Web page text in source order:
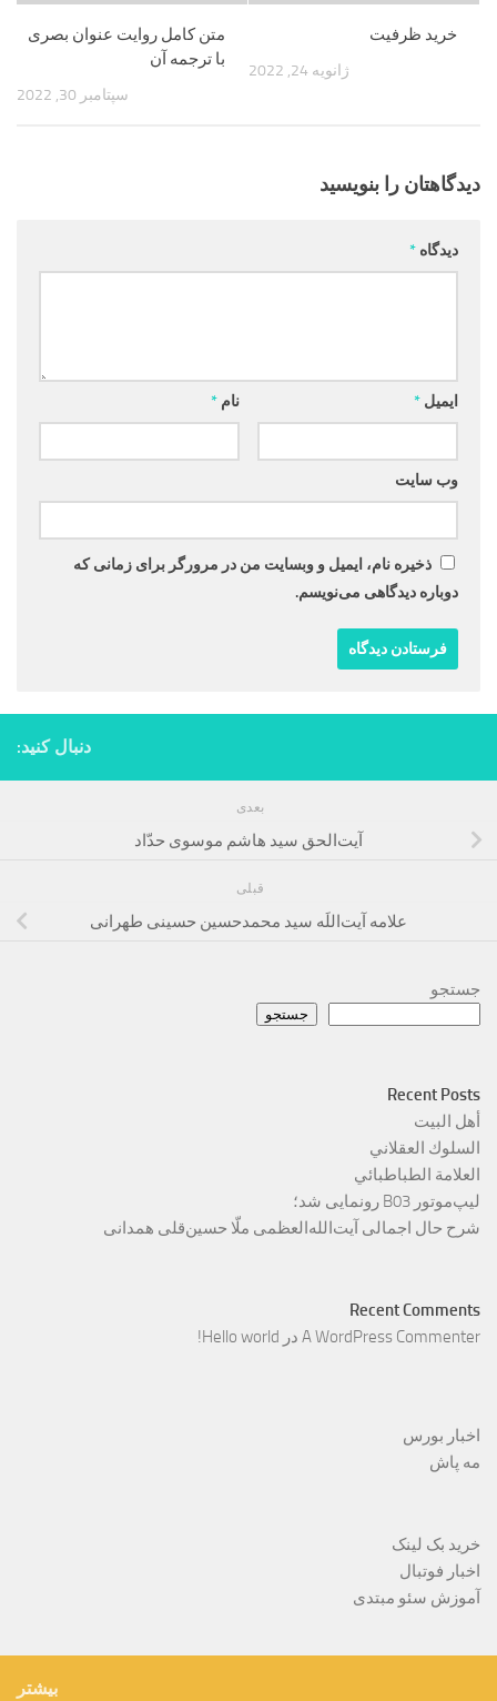
متن کامل روایت عنوان بصری
با ترجمه آن
سپتامبر 30, 2022
خرید ظرفیت
ژانویه 24, 2022
دیدگاهتان را بنویسید
دیدگاه *
نام * ایمیل *
وب‌ سایت
ذخیره نام، ایمیل و وبسایت من در مرورگر برای زمانی که
دوباره دیدگاهی می‌نویسم.
دنبال کنید:
بعدی
آیت‌الحق سید هاشم موسوی حدّاد
قبلی
علامه آیت‌اللَه سید محمدحسین حسینی طهرانی
جستجو
جستجو
Recent Posts
أهل البيت
السلوك العقلاني
العلامة الطباطبائي
لیپ‌موتور B03 رونمایی شد؛
شرح حال اجمالی آیت‌الله‌العظمی ملّا حسین‌قلی همدانی
Recent Comments
A WordPress Commenter در Hello world!
اخبار بورس
مه پاش
خرید بک لینک
اخبار فوتبال
آموزش سئو مبتدی
بیشتر